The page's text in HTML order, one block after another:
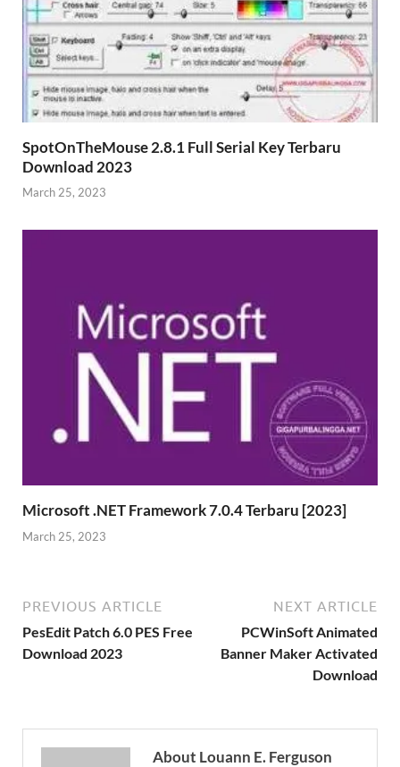
SpotOnTheMouse 2.8.1 Full Serial Key Terbaru
Download 2023
March 25, 2023
Microsoft .NET Framework 7.0.4 Terbaru [2023]
March 25, 2023
PREVIOUS ARTICLE
PesEdit Patch 6.0 PES Free
Download 2023
NEXT ARTICLE
PCWinSoft Animated
Banner Maker Activated
Download
About Louann E. Ferguson